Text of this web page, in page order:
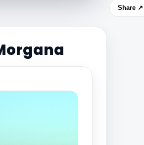
Share ↗